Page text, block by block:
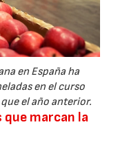
en España ha
en el curso
el año anterior.
marcan la